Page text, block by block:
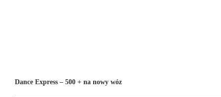
Dance Express – 500 + na nowy wóz